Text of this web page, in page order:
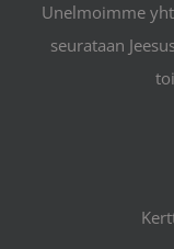
Unelmoimme
seurataan